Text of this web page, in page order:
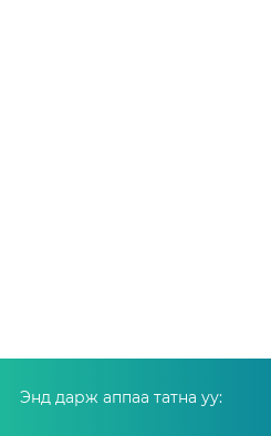
Энд дарж аппаа татна уу: